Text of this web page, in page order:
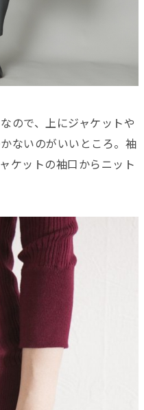
ので、上にジャケットや
ないのがいいところ。袖
ケットの袖口からニット